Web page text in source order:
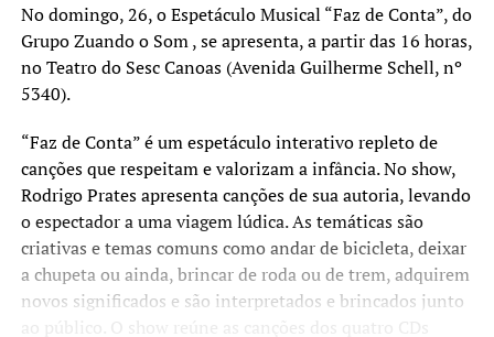
No domingo, 26, o Espetáculo Musical “Faz de Conta”, do
Grupo Zuando o Som , se apresenta, a partir das 16 horas,
no Teatro do Sesc Canoas (Avenida Guilherme Schell, nº
5340).
“Faz de Conta” é um espetáculo interativo repleto de
canções que respeitam e valorizam a infância. No show,
Rodrigo Prates apresenta canções de sua autoria, levando
o espectador a uma viagem lúdica. As temáticas são
criativas e temas comuns como andar de bicicleta, deixar
a chupeta ou ainda, brincar de roda ou de trem, adquirem
novos significados e são interpretados e brincados junto